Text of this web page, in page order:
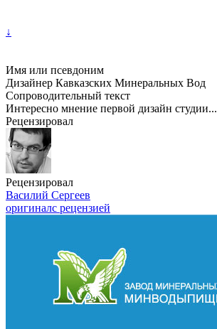
↓
Имя или псевдоним
Дизайнер Кавказских Минеральных Вод
Сопроводительный текст
Интересно мнение первой дизайн студии...
Рецензировал
Рецензировал
Василий Сергеев
оригиналс рецензией